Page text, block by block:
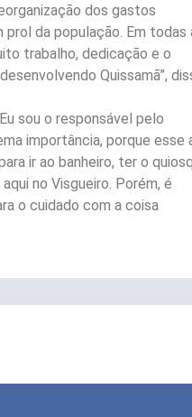
dos gastos
da população. Em todas
trabalho, dedicação e o
Quissamã”,
sou o responsável pelo
importância, porque esse
ir ao banheiro, ter o
no Visgueiro. Porém, é
o cuidado com a coisa